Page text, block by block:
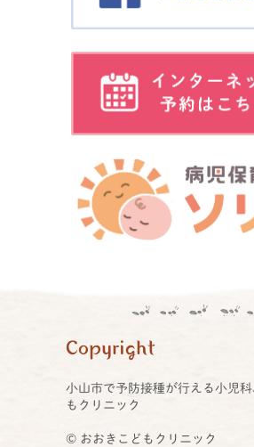
Copyright
小山市で予防接種が行える小児
もクリニック
© おおきこどもクリニック